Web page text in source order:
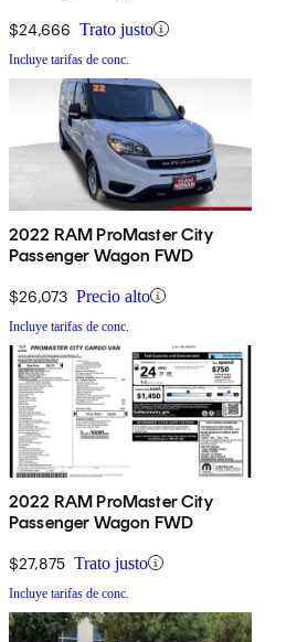
$24,666 Trato justo
Incluye tarifas de conc.
2022 RAM ProMaster City
Passenger Wagon FWD
$26,073 Precio alto
Incluye tarifas de conc.
2022 RAM ProMaster City
Passenger Wagon FWD
$27,875 Trato justo
Incluye tarifas de conc.